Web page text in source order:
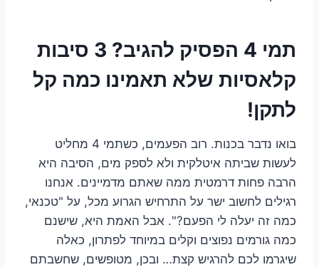
תמי 4 הפסיק להגיב? 3 סיבות
קלאסיות שלא תאמינו כמה קל
לתקן!
בואו נדבר בכנות. רוב הפעמים, כשתמי 4 מחליט
לעשות שביתה איטלקית ולא לספק מים, הסיבה היא
הרבה פחות דרמטית ממה שאתם מדמיינים. אנחנו
רגילים לחשוב ישר על התרחיש הגרוע מכל, על "טכנאי,
כמה זה יעלה לי הפעם?". אבל האמת היא, שישנם
כמה גורמים נפוצים וקלים במיוחד לפתרון, כאלה
שיגרמו לכם להרגיש קצת… ובכן, מטופשים, שחשבתם